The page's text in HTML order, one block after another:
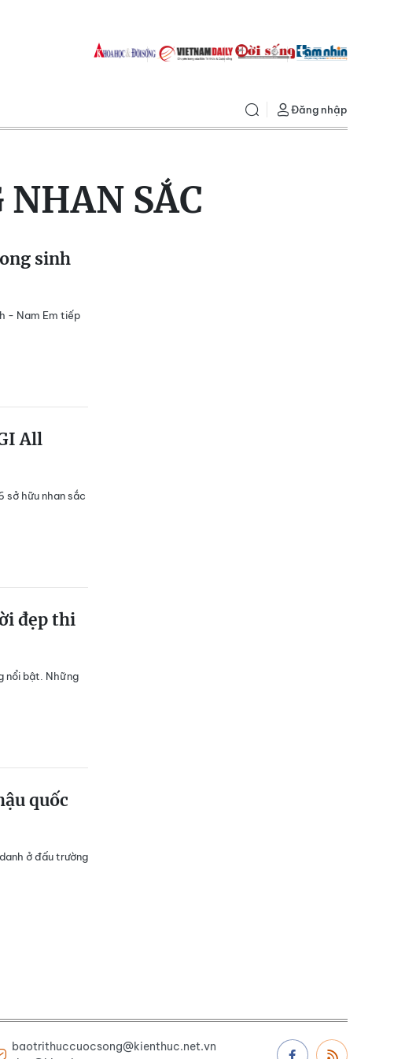
Đăng nhập
SẮC
sinh
- Nam Em tiếp
All
sở hữu nhan sắc
đẹp thi
nổi bật. Những
quốc
ở đấu trường
baotrithuccuocsong@kienthuc.net.vn